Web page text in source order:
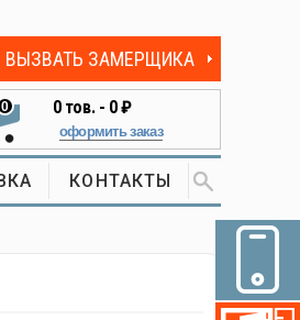
ВЫЗВАТЬ ЗАМЕРЩИКА
0 0тов. - 0 ₽
оформить заказ
КОНТАКТЫ